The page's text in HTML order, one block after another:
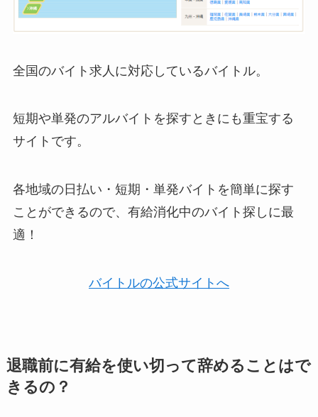
全国のバイト求人に対応しているバイトル。
短期や単発のアルバイトを探すときにも重宝する
サイトです。
各地域の日払い・短期・単発バイトを簡単に探す
ことができるので、有給消化中のバイト探しに最
適！
バイトルの公式サイトへ
退職前に有給を使い切って辞めることはで
きるの？